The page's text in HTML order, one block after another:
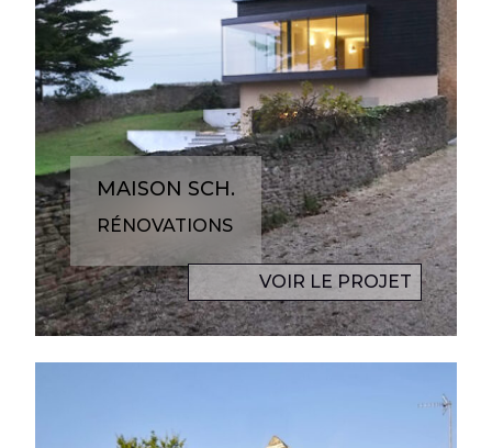
MAISON SCH.
RÉNOVATIONS
VOIR LE PROJET